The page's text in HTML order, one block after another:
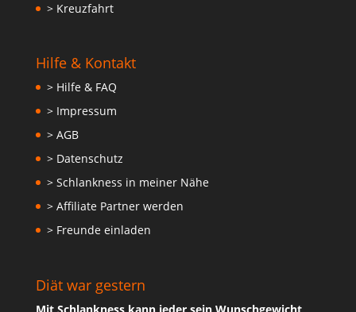
> Kreuzfahrt
Hilfe & Kontakt
> Hilfe & FAQ
> Impressum
> AGB
> Datenschutz
> Schlankness in meiner Nähe
> Affiliate Partner werden
> Freunde einladen
Diät war gestern
Mit Schlankness kann jeder sein Wunschgewicht